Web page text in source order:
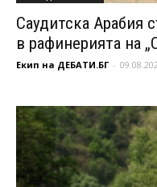
Саудитска Арабия
в рафинерията на
Екип на ДЕБАТИ.БГ -